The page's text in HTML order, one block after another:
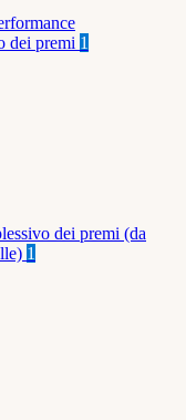
dei premi 1
dei premi (da
1